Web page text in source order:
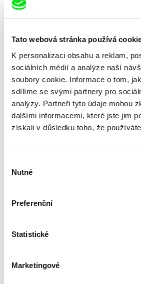
Tato webová stránka používá
K personalizaci obsahu a reklam,
sociálních médií a analýze naší
soubory cookie. Informace o tom,
sdílíme se svými partnery pro
analýzy. Partneři tyto údaje mohou
dalšími informacemi, které jste jim
získali v důsledku toho, že
souhlasu
Nutné
Preferenční
Statistické
Marketingové
Tomáš Bojar, Rozálie